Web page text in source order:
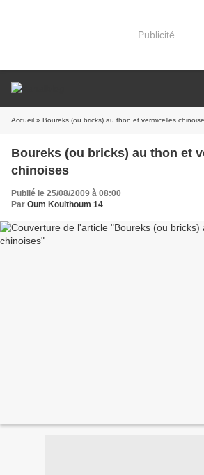
Publicité
Accueil » Boureks (ou bricks) au thon et vermicelles
Boureks (ou bricks) au thon et
chinoises
Publié le 25/08/2009 à 08:00
Par Oum Koulthoum 14